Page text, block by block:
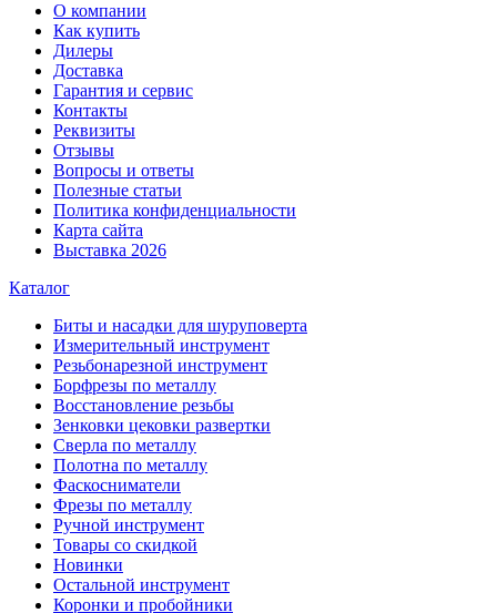
О компании
Как купить
Дилеры
Доставка
Гарантия и сервис
Контакты
Реквизиты
Отзывы
Вопросы и ответы
Полезные статьи
Политика конфиденциальности
Карта сайта
Выставка 2026
Каталог
Биты и насадки для шуруповерта
Измерительный инструмент
Резьбонарезной инструмент
Борфрезы по металлу
Восстановление резьбы
Зенковки цековки развертки
Сверла по металлу
Полотна по металлу
Фаскосниматели
Фрезы по металлу
Ручной инструмент
Товары со скидкой
Новинки
Остальной инструмент
Коронки и пробойники